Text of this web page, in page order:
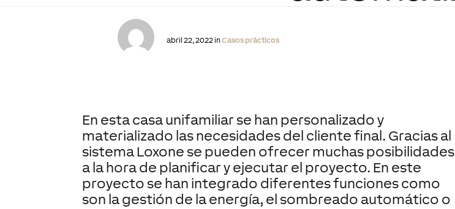
abril 22, 2022 inCasos prácticos
En esta casa unifamiliar se han personalizado y
materializado las necesidades del cliente final. Gracias al
sistema Loxone se pueden ofrecer muchas posibilidades
a la hora de planificar y ejecutar el proyecto. En este
proyecto se han integrado diferentes funciones como
son la gestión de la energía, el sombreado automático o